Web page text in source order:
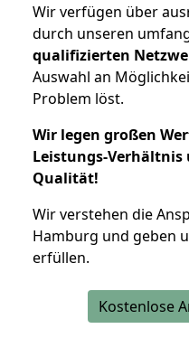
Wir verfügen über
durch unseren
qualifizierten
Auswahl an
Problem löst.
Wir legen großen
Leistungs-
Qualität!
Wir verstehen die
Hamburg und geben
erfüllen.
Kostenlose